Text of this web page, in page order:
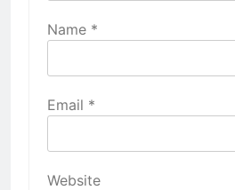
Name *
Email *
Website